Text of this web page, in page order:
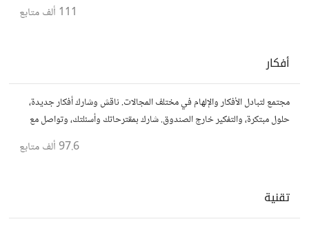
111 ألف متابع
أفكار
مجتمع لتبادل الأفكار والإلهام في مختلف المجالات. ناقش وشارك أفكار جديدة،
حلول مبتكرة، والتفكير خارج الصندوق. شارك بمقترحاتك وأسئلتك، وتواصل مع
97.6 ألف متابع
تقنية